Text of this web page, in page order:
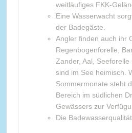
weitläufiges FKK-
Eine Wasserwacht
der Badegäste.
Angler finden auch ihr
Regenbogenforelle,
Zander, Aal,
sind im See heimisch.
Sommermonate steht
Bereich im südlichen
Gewässers zur
Die